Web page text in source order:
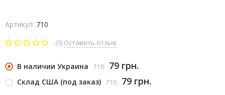
Артикул: 710
(0) Оставить отзыв
В наличии Украина 710 79 грн.
Склад США (под заказ) 710 79 грн.